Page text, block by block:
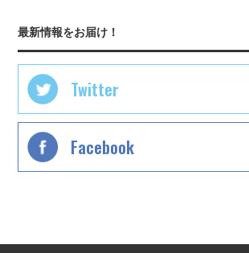
最新情報をお届け！
Twitter
Facebook